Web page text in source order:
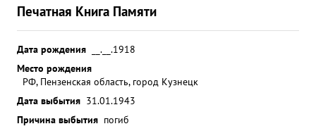
Печатная Книга Памяти
Дата рождения
__.__.1918
Место рождения
РФ, Пензенская область, город Кузнецк
Дата выбытия 31.01.1943
Причина выбытия погиб